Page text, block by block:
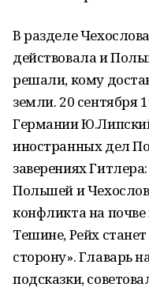
В разделе
действовала и
решали, кому
земли. 20 сентября
Германии
иностранных дел
заверениях
Польшей и
конфликта на почве
Тешине, Рейх
сторону». Главарь
подсказки,